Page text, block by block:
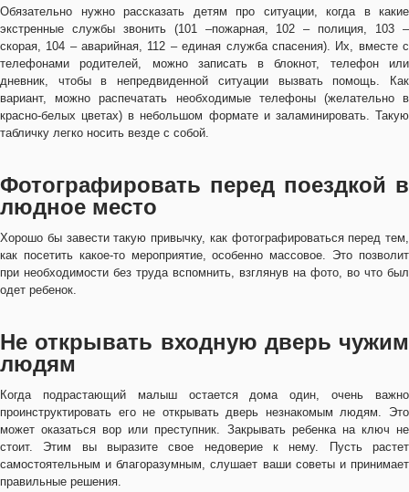
Обязательно нужно рассказать детям про ситуации, когда в какие
экстренные службы звонить (101 –пожарная, 102 – полиция, 103 –
скорая, 104 – аварийная, 112 – единая служба спасения). Их, вместе с
телефонами родителей, можно записать в блокнот, телефон или
дневник, чтобы в непредвиденной ситуации вызвать помощь. Как
вариант, можно распечатать необходимые телефоны (желательно в
красно-белых цветах) в небольшом формате и заламинировать. Такую
табличку легко носить везде с собой.
Фотографировать перед поездкой в
людное место
Хорошо бы завести такую привычку, как фотографироваться перед тем,
как посетить какое-то мероприятие, особенно массовое. Это позволит
при необходимости без труда вспомнить, взглянув на фото, во что был
одет ребенок.
Не открывать входную дверь чужим
людям
Когда подрастающий малыш остается дома один, очень важно
проинструктировать его не открывать дверь незнакомым людям. Это
может оказаться вор или преступник. Закрывать ребенка на ключ не
стоит. Этим вы выразите свое недоверие к нему. Пусть растет
самостоятельным и благоразумным, слушает ваши советы и принимает
правильные решения.